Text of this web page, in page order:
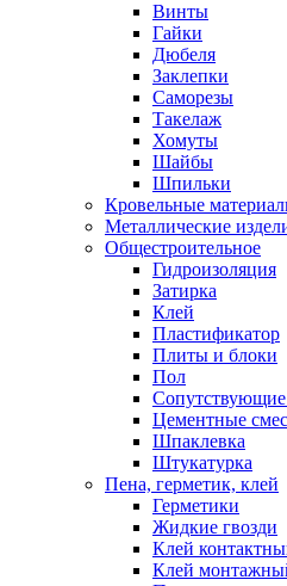
Винты
Гайки
Дюбеля
Заклепки
Саморезы
Такелаж
Хомуты
Шайбы
Шпильки
Кровельные
Металлические
Общестроительное
Гидроизоляция
Затирка
Клей
Пластификатор
Плиты и блоки
Пол
Цементные
Шпаклевка
Штукатурка
Пена, герметик, клей
Герметики
Жидкие гвозди
Клей
Клей